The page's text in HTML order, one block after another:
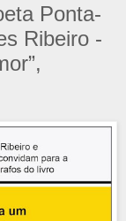
Ponta-
Ribeiro -